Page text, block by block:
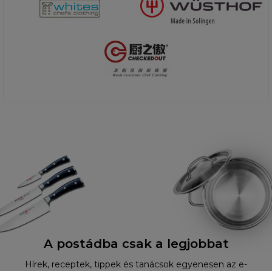
A postádba csak a legjobbat
Hírek, receptek, tippek és tanácsok egyenesen az e-